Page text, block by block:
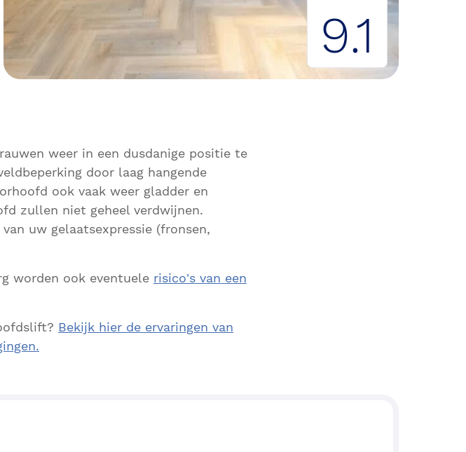
9.1
weer in een dusdanige positie te
door laag hangende
ook vaak weer gladder en
zullen niet geheel verdwijnen.
uw gelaatsexpressie (fronsen,
worden ook eventuele risico's van een
Bekijk hier de ervaringen van